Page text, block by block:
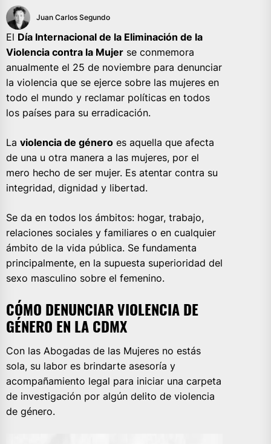
Juan Carlos Segundo
El Día Internacional de la Eliminación de la
Violencia contra la Mujer se conmemora
anualmente el 25 de noviembre para denunciar
la violencia que se ejerce sobre las mujeres en
todo el mundo y reclamar políticas en todos
los países para su erradicación.
La violencia de género es aquella que afecta
de una u otra manera a las mujeres, por el
mero hecho de ser mujer. Es atentar contra su
integridad, dignidad y libertad.
Se da en todos los ámbitos: hogar, trabajo,
relaciones sociales y familiares o en cualquier
ámbito de la vida pública. Se fundamenta
principalmente, en la supuesta superioridad del
sexo masculino sobre el femenino.
CÓMO DENUNCIAR VIOLENCIA DE
GÉNERO EN LA CDMX
Con las Abogadas de las Mujeres no estás
sola, su labor es brindarte asesoría y
acompañamiento legal para iniciar una carpeta
de investigación por algún delito de violencia
de género.